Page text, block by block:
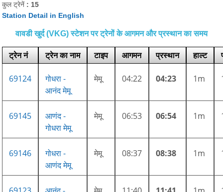
कुल ट्रेनें : 15
Station Detail in English
वावडी खुर्द (VKG) स्टेशन पर ट्रेनों के आगमन और प्रस्थान का समय
ट्रेन नं ट्रेन का नाम टाइप आगमन प्रस्थान हाल्ट
69124
गोधरा -
आनंद मेमू
मेमू 04:22 04:23 1m
69145
आणंद -
गोधरा मेमू
मेमू 06:53 06:54 1m
69146
गोधरा -
आणंद मेमू
मेमू 08:37 08:38 1m